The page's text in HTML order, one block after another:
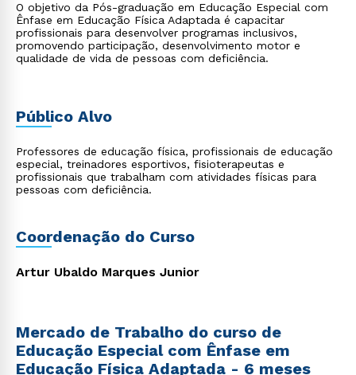
O objetivo da Pós-graduação em Educação Especial com
Ênfase em Educação Física Adaptada é capacitar
profissionais para desenvolver programas inclusivos,
promovendo participação, desenvolvimento motor e
qualidade de vida de pessoas com deficiência.
Público Alvo
Professores de educação física, profissionais de educação
especial, treinadores esportivos, fisioterapeutas e
profissionais que trabalham com atividades físicas para
pessoas com deficiência.
Coordenação do Curso
Artur Ubaldo Marques Junior
Mercado de Trabalho do curso de
Educação Especial com Ênfase em
Educação Física Adaptada - 6 meses